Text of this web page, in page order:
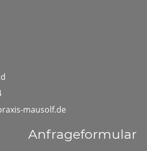
mausolf.de
Anfrageformular